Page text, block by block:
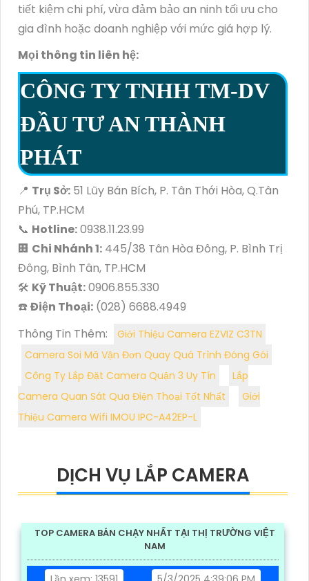
tiết kiệm chi phí, vừa đảm bảo an ninh tối ưu cho
gia đình hoặc doanh nghiệp với mức giá hợp lý.
Mọi thông tin liên hệ:
CÔNG TY TNHH TM-DV
ĐẦU TƯ AN THÀNH
PHÁT
📍 Trụ Sở: 51 Lũy Bán Bích, P. Tân Thới Hòa, Q.Tân
Phú, TP.HCM
📞 Hotline:0938.11.23.99
🏢 Chi Nhánh 1: 445/38 Tân Hòa Đông, P. Bình Trị
Đông, Bình Tân, TP.HCM
🛠️ Kỹ Thuật:0906.855.330
☎️Điện Thoại: (028) 6688.4949
Thông Tin Thêm:
Giới Thiệu Camera EZVIZ C3TN
Camera Soi Mã Vận Đơn Quay Quá Trình Đóng Gói
Công Ty Lắp Đặt Camera Quận 3 Uy Tín
Lắp
Camera Quan Sát Qua Điện Thoại Tốt Nhất
Giới
Thiệu Camera Wifi IMOU IPC-A42EP-L
DỊCH VỤ LẮP CAMERA
TOP CAMERA BÁN CHẠY NHẤT TẠI THỊ TRƯỜNG VIỆT
NAM